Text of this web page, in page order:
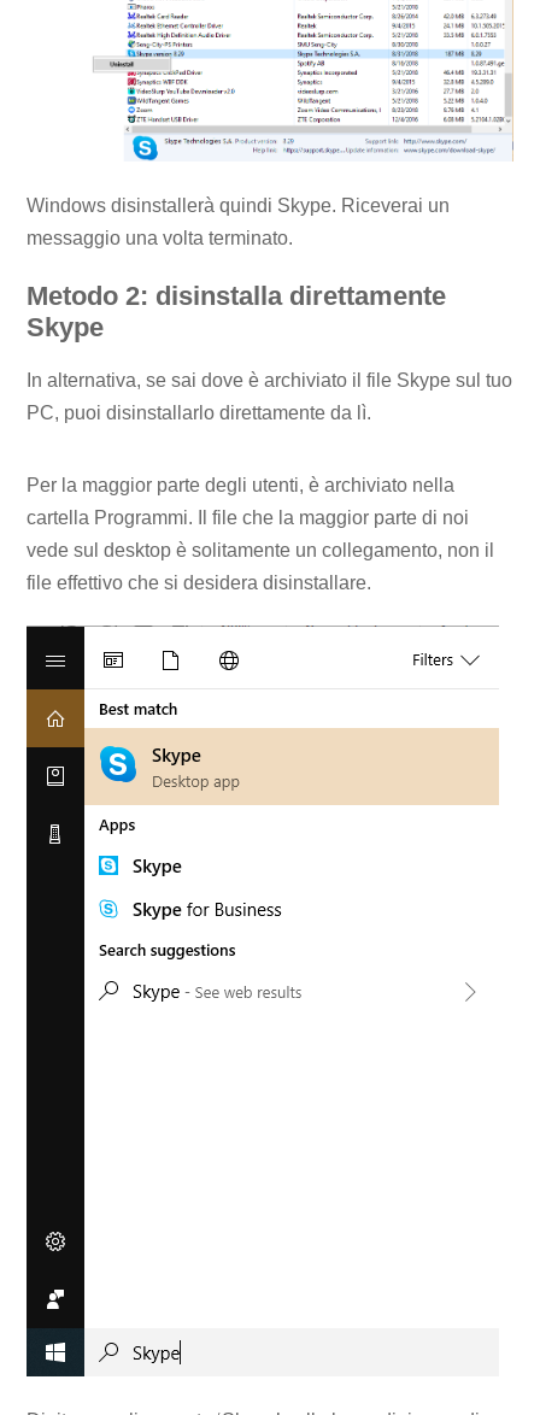
Windows disinstallerà quindi Skype. Riceverai un
messaggio una volta terminato.
Metodo 2: disinstalla direttamente
Skype
In alternativa, se sai dove è archiviato il file Skype sul tuo
PC, puoi disinstallarlo direttamente da lì.
Per la maggior parte degli utenti, è archiviato nella
cartella Programmi. Il file che la maggior parte di noi
vede sul desktop è solitamente un collegamento, non il
file effettivo che si desidera disinstallare.